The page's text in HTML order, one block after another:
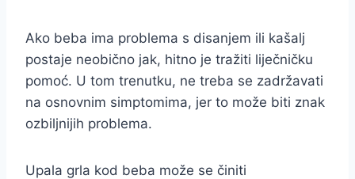
Ako beba ima problema s disanjem ili kašalj
postaje neobično jak, hitno je tražiti liječničku
pomoć. U tom trenutku, ne treba se zadržavati
na osnovnim simptomima, jer to može biti znak
ozbiljnijih problema.
Upala grla kod beba može se činiti